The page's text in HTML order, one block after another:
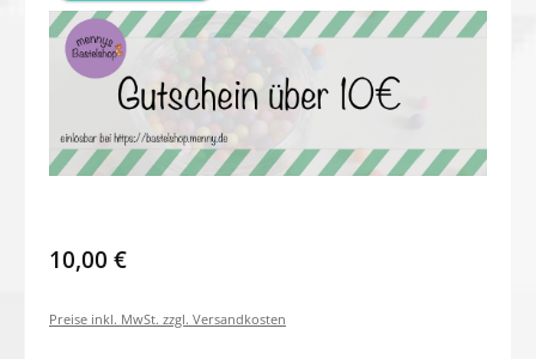
10,00 €
Preise inkl. MwSt. zzgl. Versandkosten